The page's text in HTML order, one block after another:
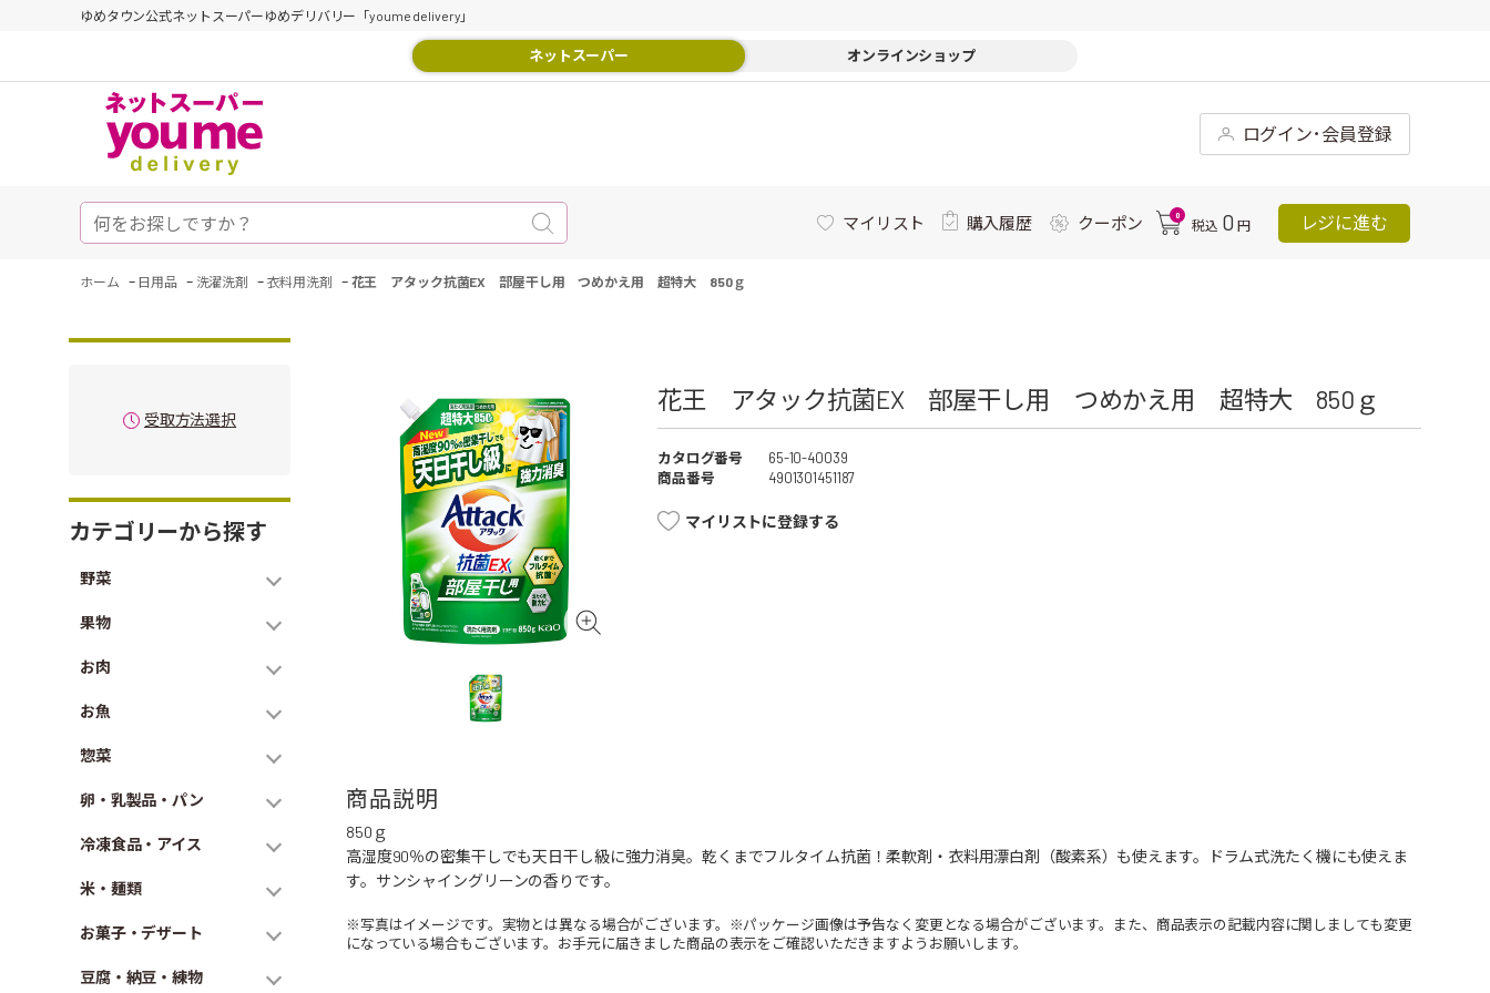
ゆめタウン公式ネットスーパーゆめデリバリー「youme delivery」
ネットスーパー オンラインショップ
ログイン･会員登録
マイリスト 購入履歴 クーポン 0
税込 0 円 レジに進む
ホーム - 日用品 - 洗濯洗剤 - 衣料用洗剤 - 花王 アタック抗菌EX 部屋干し用 つめかえ用 超特大 850ｇ
受取方法選択
カテゴリーから探す
野菜
果物
お肉
お魚
惣菜
卵・乳製品・パン
冷凍食品・アイス
米・麺類
お菓子・デザート
豆腐・納豆・練物
花王 アタック抗菌EX 部屋干し用 つめかえ用 超特大 850ｇ
カタログ番号
65-10-40039
商品番号
4901301451187
マイリストに登録する
商品説明
850ｇ
高湿度90％の密集干しでも天日干し級に強力消臭。乾くまでフルタイム抗菌！柔軟剤・衣料用漂白剤（酸素系）も使えます。ドラム式洗たく機にも使えま
す。サンシャイングリーンの香りです。
※写真はイメージです。実物とは異なる場合がございます。※パッケージ画像は予告なく変更となる場合がございます。また、商品表示の記載内容に関しましても変更
になっている場合もございます。お手元に届きました商品の表示をご確認いただきますようお願いします。